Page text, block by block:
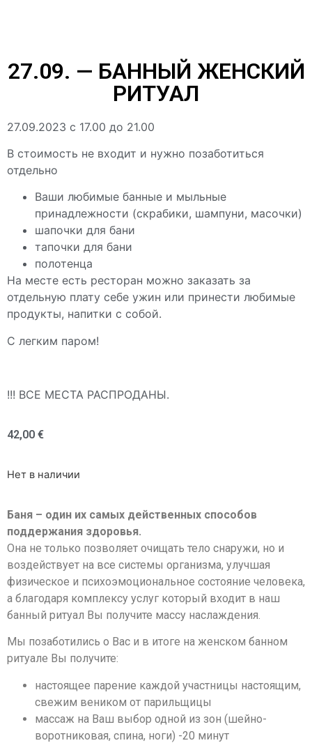
27.09. — БАННЫЙ ЖЕНСКИЙ
РИТУАЛ
27.09.2023 с 17.00 до 21.00
В стоимость не входит и нужно позаботиться
отдельно
Ваши любимые банные и мыльные
принадлежности (скрабики, шампуни, масочки)
шапочки для бани
тапочки для бани
полотенца
На месте есть ресторан можно заказать за
отдельную плату себе ужин или принести любимые
продукты, напитки с собой.
С легким паром!
!!! ВСЕ МЕСТА РАСПРОДАНЫ.
42,00 €
Нет в наличии
Баня – один их самых действенных способов
поддержания здоровья.
Она не только позволяет очищать тело снаружи, но и
воздействует на все системы организма, улучшая
физическое и психоэмоциональное состояние человека,
а благодаря комплексу услуг который входит в наш
банный ритуал Вы получите массу наслаждения.
Мы позаботились о Вас и в итоге на женском банном
ритуале Вы получите:
настоящее парение каждой участницы настоящим,
свежим веником от парильщицы
массаж на Ваш выбор одной из зон (шейно-
воротниковая, спина, ноги) -20 минут